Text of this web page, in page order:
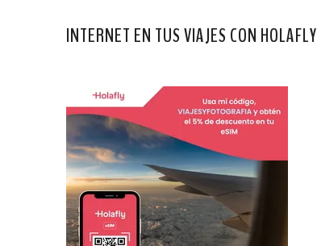
INTERNET EN TUS VIAJES CON HOLAFLY